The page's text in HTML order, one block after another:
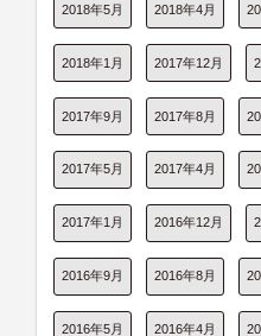
2018年5月 2018年4月
2018年1月 2017年12月
2017年9月 2017年8月
2017年5月 2017年4月
2017年1月 2016年12月
2016年9月 2016年8月
2016年5月 2016年4月